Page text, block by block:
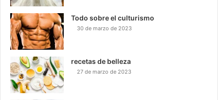
Todo sobre el culturismo
30 de marzo de 2023
recetas de belleza
27 de marzo de 2023